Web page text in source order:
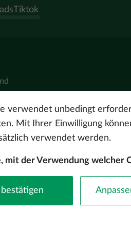
Tiktok
verwendet unbedingt
Mit Ihrer Einwilligung
verwendet werden.
mit der Verwendung welcher